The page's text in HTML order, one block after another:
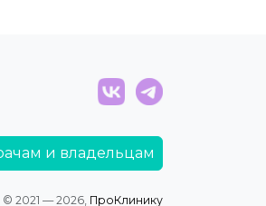
и владельцам
© 2021 — 2026, ПроКлинику